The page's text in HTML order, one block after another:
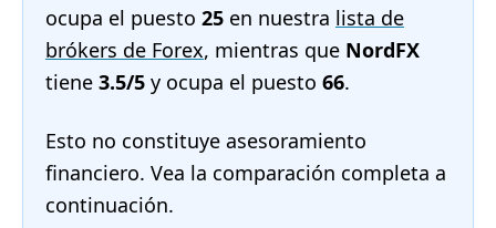
ocupa el puesto 25 en nuestra lista de
brókers de Forex, mientras que NordFX
tiene 3.5/5 y ocupa el puesto 66.
Esto no constituye asesoramiento
financiero. Vea la comparación completa a
continuación.